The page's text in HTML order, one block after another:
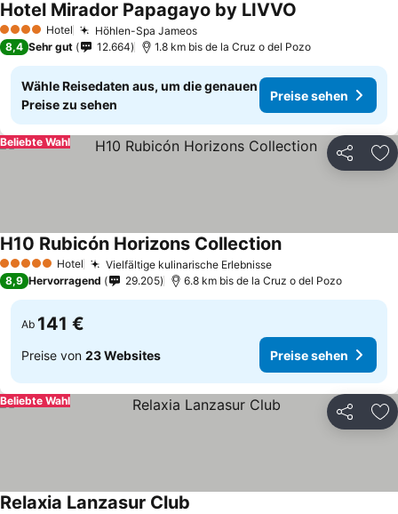
4 Sterne Hotel Höhlen-Spa Jameos
Hotel Mirador Papagayo by LIVVO
8,4 Sehr gut 12.664 1.8 km bis de la Cruz o del Pozo
Wähle Reisedaten aus, um die genauen
Preise zu sehen
Preise sehen
Teilen
Beliebte Wahl
5 Sterne Hotel Vielfältige kulinarische Erlebnisse
H10 Rubicón Horizons Collection
8,9 Hervorragend 29.205 6.8 km bis de la Cruz o del Pozo
Ab 141 €
Preise von 23 Websites Preise sehen
Teilen
Beliebte Wahl
Relaxia Lanzasur Club